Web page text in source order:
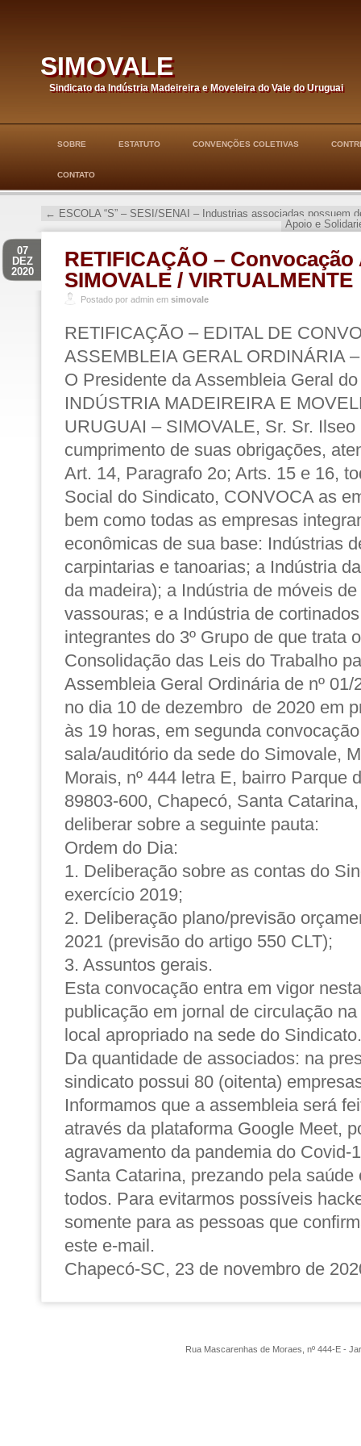
simovale
Sindicato da Indústria Madeireira e Moveleira do Vale do Uruguai
SOBRE ESTATUTO CONVENÇÕES COLETIVAS
CONTATO
← ESCOLA “S” – SESI/SENAI – Industrias associadas possuem
Apoio e
RETIFICAÇÃO –
SIMOVALE / VIRTUALMENTE
07
DEZ
2020
Postado por admin em simovale
RETIFICAÇÃO – EDITAL DE
ASSEMBLEIA GERAL ORDINÁRIA
O Presidente da Assembleia Geral
INDÚSTRIA MADEIREIRA E
URUGUAI – SIMOVALE, Sr. Sr. Ilseo
cumprimento de suas obrigações,
Art. 14, Paragrafo 2o; Arts. 15 e 16,
Social do Sindicato, CONVOCA as
bem como todas as empresas
econômicas de sua base: Indústrias
carpintarias e tanoarias; a Indústria
da madeira); a Indústria de móveis
vassouras; e a Indústria de
integrantes do 3º Grupo de que trata
Consolidação das Leis do Trabalho
Assembleia Geral Ordinária de nº
no dia 10 de dezembro de 2020 em
às 19 horas, em segunda
sala/auditório da sede do Simovale,
Morais, nº 444 letra E, bairro Parque
89803-600, Chapecó, Santa
deliberar sobre a seguinte pauta:
Ordem do Dia:
1. Deliberação sobre as contas do
exercício 2019;
2. Deliberação plano/previsão
2021 (previsão do artigo 550 CLT);
3. Assuntos gerais.
Esta convocação entra em vigor
publicação em jornal de circulação
local apropriado na sede do Sindicato.
Da quantidade de associados: na
sindicato possui 80 (oitenta)
Informamos que a assembleia será
através da plataforma Google Meet,
agravamento da pandemia do Covid-
Santa Catarina, prezando pela saúde
todos. Para evitarmos possíveis
somente para as pessoas que
este e-mail.
Chapecó-SC, 23 de novembro de
Rua Mascarenhas de Moraes, nº 444-E -